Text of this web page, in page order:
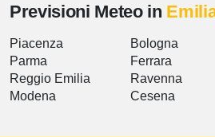
Previsioni Meteo in
Piacenza
Parma
Reggio Emilia
Modena
Bologna
Ferrara
Ravenna
Cesena